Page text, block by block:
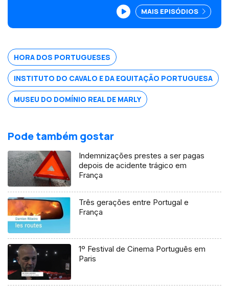
MAIS EPISÓDIOS
HORA DOS PORTUGUESES
INSTITUTO DO CAVALO E DA EQUITAÇÃO PORTUGUESA
MUSEU DO DOMÍNIO REAL DE MARLY
Pode também gostar
Indemnizações prestes a ser pagas
depois de acidente trágico em
França
Três gerações entre Portugal e
França
1º Festival de Cinema Português em
Paris